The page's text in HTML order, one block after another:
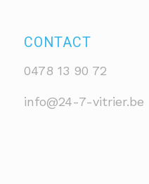
CONTACT
0478 13 90 72
info@24-7-vitrier.be